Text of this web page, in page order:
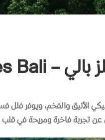
بالي –Bali
الأنيق والفخم، ويوفر
عن تجربة فاخرة ومريحة في قلب